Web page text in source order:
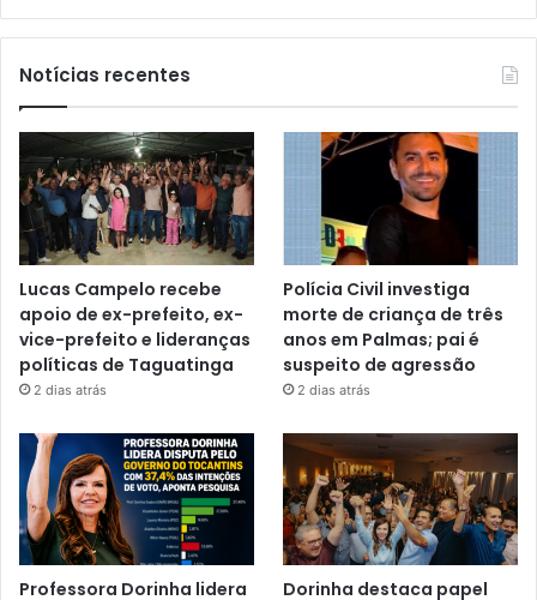
Notícias recentes
Lucas Campelo recebe
apoio de ex-prefeito, ex-
vice-prefeito e lideranças
políticas de Taguatinga
2 dias atrás
Polícia Civil investiga
morte de criança de três
anos em Palmas; pai é
suspeito de agressão
2 dias atrás
Professora Dorinha lidera
Dorinha destaca papel